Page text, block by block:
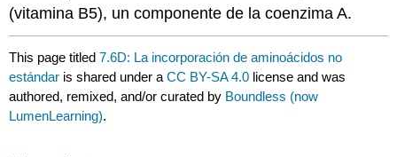
(vitamina B5), un componente de la coenzima A.
This page titled7.6D: La incorporación de aminoácidos no
estándar is shared under aCC BY-SA 4.0 license and was
authored, remixed, and/or curated by Boundless (now
LumenLearning).